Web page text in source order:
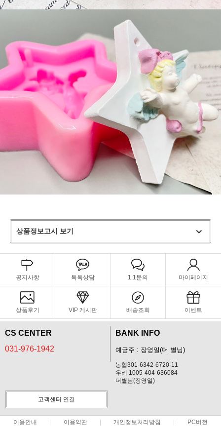
상품정보고시 보기
공지사항 톡톡상담 1:1문의 마이페이지
상품후기 VIP 게시판 배송조회 이벤트
CS CENTER
031-976-1942
BANK INFO
예금주 : 장영일(더 별님)
농협301-6342-6720-11
우리 1005-404-636084
더별님(장영일)
고객센터 연결
이용안내 이용약관 개인정보처리방침 PC버전